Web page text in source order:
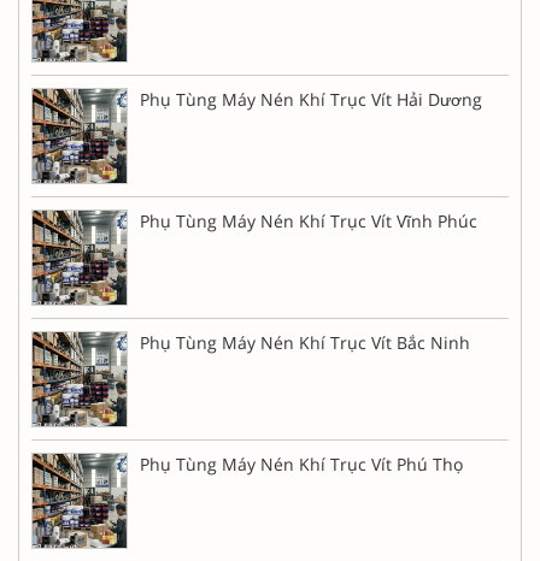
Phụ Tùng Máy Nén Khí Trục Vít Hải Dương
Phụ Tùng Máy Nén Khí Trục Vít Vĩnh Phúc
Phụ Tùng Máy Nén Khí Trục Vít Bắc Ninh
Phụ Tùng Máy Nén Khí Trục Vít Phú Thọ